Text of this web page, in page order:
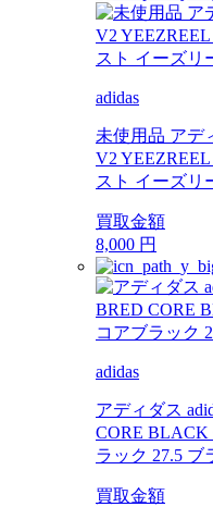
adidas
未使用品 アデ
V2 YEEZREEL
スト イーズリ
買取金額
8,000 円
adidas
アディダス
CORE BLACK
ラック 27.5 ブ
買取金額